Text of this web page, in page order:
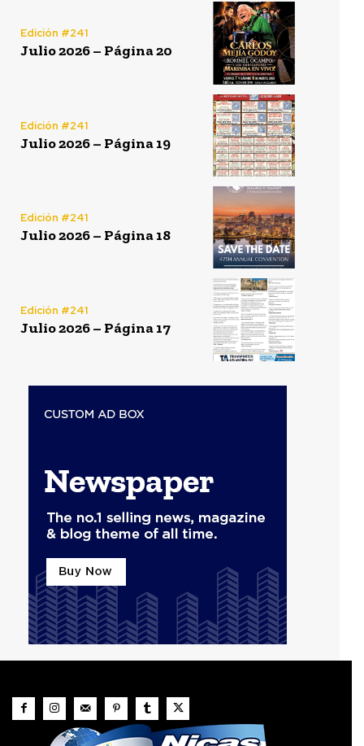
Edición #241
Julio 2026 – Página 20
Edición #241
Julio 2026 – Página 19
Edición #241
Julio 2026 – Página 18
Edición #241
Julio 2026 – Página 17